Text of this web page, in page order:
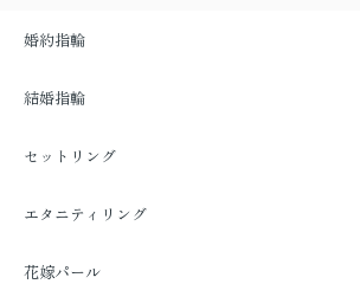
婚約指輪
結婚指輪
セットリング
エタニティリング
花嫁パール